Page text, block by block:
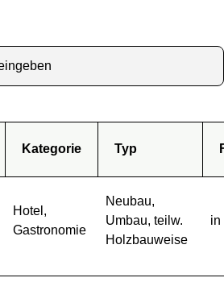
Kategorie Typ
Hotel,
Gastronomie
Neubau,
Umbau, teilw.
Holzbauweise
in